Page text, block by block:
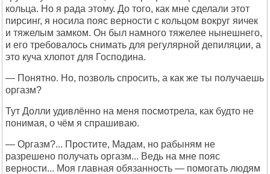
кольца. Но я рада этому. До того, как мне сделали этот
пирсинг, я носила пояс верности с кольцом вокруг яичек
и тяжелым замком. Он был намного тяжелее нынешнего,
и его требовалось снимать для регулярной депиляции, а
это куча хлопот для Господина.
— Понятно. Но, позволь спросить, а как же ты получаешь
оргазм?
Тут Долли удивлённо на меня посмотрела, как будто не
понимая, о чём я спрашиваю.
— Оргазм?... Простите, Мадам, но рабыням не
разрешено получать оргазм... Ведь на мне пояс
верности... Моя главная обязанность — помогать людям